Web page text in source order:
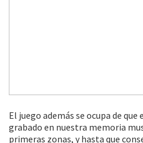
El juego además se ocupa de
grabado en nuestra memoria
primeras zonas, y hasta que